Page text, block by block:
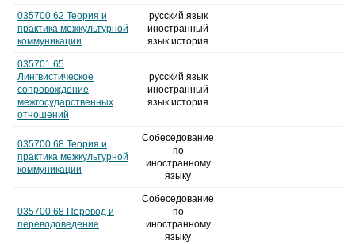
035700.62 Теория и
практика межкультурной
коммуникации
русский язык
иностранный
язык история
035701.65
Лингвистическое
сопровождение
межгосударственных
отношений
русский язык
иностранный
язык история
035700.68 Теория и
практика межкультурной
коммуникации
Собеседование
по
иностранному
языку
035700.68 Перевод и
переводоведение
Собеседование
по
иностранному
языку